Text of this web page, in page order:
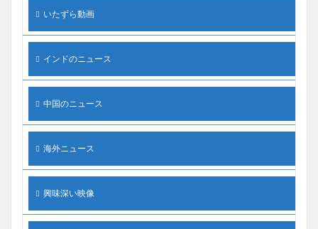
いたずら動画
インドのニュース
中国のニュース
海外ニュース
興味深い映像